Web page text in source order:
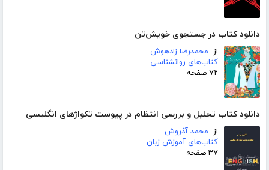
دانلود کتاب در جستجوی خویش‌تن
از: محمدرضا زادهوش
کتاب‌های روانشناسی
۷۲ صفحه
دانلود کتاب تحلیل و بررسی انتظام در پیوست تکواژهای انگلیسی
از: محمد آذروش
کتاب‌های آموزش زبان
۳۷ صفحه